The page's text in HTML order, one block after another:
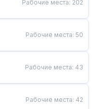
Рабочие места: 202
Рабочие места: 50
Рабочие места: 43
Рабочие места: 42